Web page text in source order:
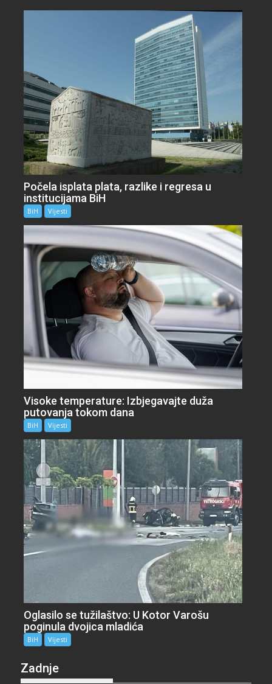
Počela isplata plata, razlike i regresa u
institucijama BiH
BiH Vijesti
Visoke temperature: Izbjegavajte duža
putovanja tokom dana
BiH Vijesti
Oglasilo se tužilaštvo: U Kotor Varošu
poginula dvojica mladića
BiH Vijesti
Zadnje